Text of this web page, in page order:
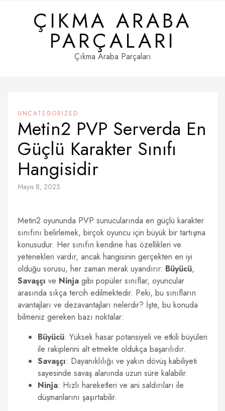
ÇIKMA ARABA
PARÇALARI
Çıkma Araba Parçaları
UNCATEGORIZED
Metin2 PVP Serverda En
Güçlü Karakter Sınıfı
Hangisidir
Mayıs 8, 2025
Metin2 oyununda PVP sunucularında en güçlü karakter
sınıfını belirlemek, birçok oyuncu için büyük bir tartışma
konusudur. Her sınıfın kendine has özellikleri ve
yetenekleri vardır, ancak hangisinin gerçekten en iyi
olduğu sorusu, her zaman merak uyandırır. Büyücü,
Savaşçı ve Ninja gibi popüler sınıflar, oyuncular
arasında sıkça tercih edilmektedir. Peki, bu sınıfların
avantajları ve dezavantajları nelerdir? İşte, bu konuda
bilmeniz gereken bazı noktalar:
Büyücü: Yüksek hasar potansiyeli ve etkili büyüleri
ile rakiplerini alt etmekte oldukça başarılıdır.
Savaşçı: Dayanıklılığı ve yakın dövüş kabiliyeti
sayesinde savaş alanında uzun süre kalabilir.
Ninja: Hızlı hareketleri ve ani saldırıları ile
düşmanlarını şaşırtabilir.